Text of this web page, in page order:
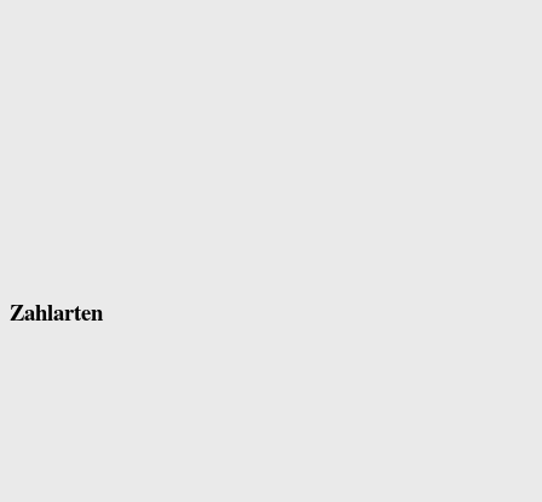
Zahlarten